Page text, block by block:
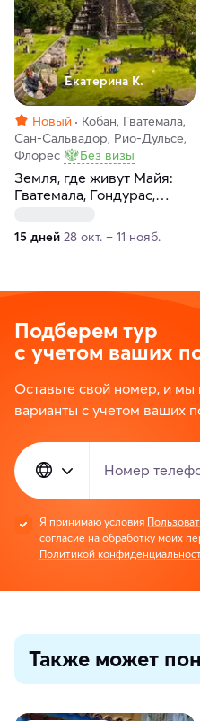
Екатерина К.
Новый
Кобан, Гватемала,
Сан-Сальвадор, Рио-Дульсе,
Флорес
Без визы
Земля, где живут Майя:
Гватемала, Гондурас,
специалистом по истории
древних цивилизаций
15 дней 28 окт. – 11 нояб.
Подберем тур
с учетом ваших
Оставьте свой номер, и
варианты с учетом ваших
Номер
Я принимаю условия
согласие на обработку моих
Политикой
Также может